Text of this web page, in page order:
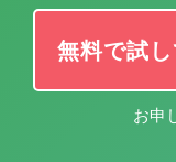
無料で試
お申